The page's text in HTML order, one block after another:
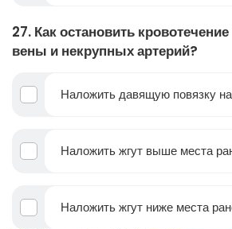
27. Как остановить
вены и некрупных артерий?
Наложить давящую повязку
Наложить жгут выше места
Наложить жгут ниже места